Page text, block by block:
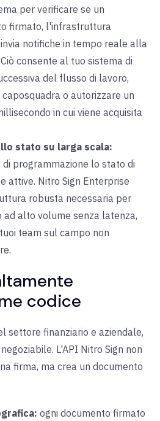
per verificare se un
firmato, l'infrastruttura
notifiche in tempo reale alla
consente al tuo sistema di
del flusso di lavoro,
o autorizzare un
in cui viene acquisita
stato su larga scala:
programmazione lo stato di
attive. Nitro Sign Enterprise
robusta necessaria per
alto volume senza latenza,
team sul campo non
codice
settore finanziario e aziendale,
L'API Nitro Sign non
firma, ma crea un documento
ogni documento firmato